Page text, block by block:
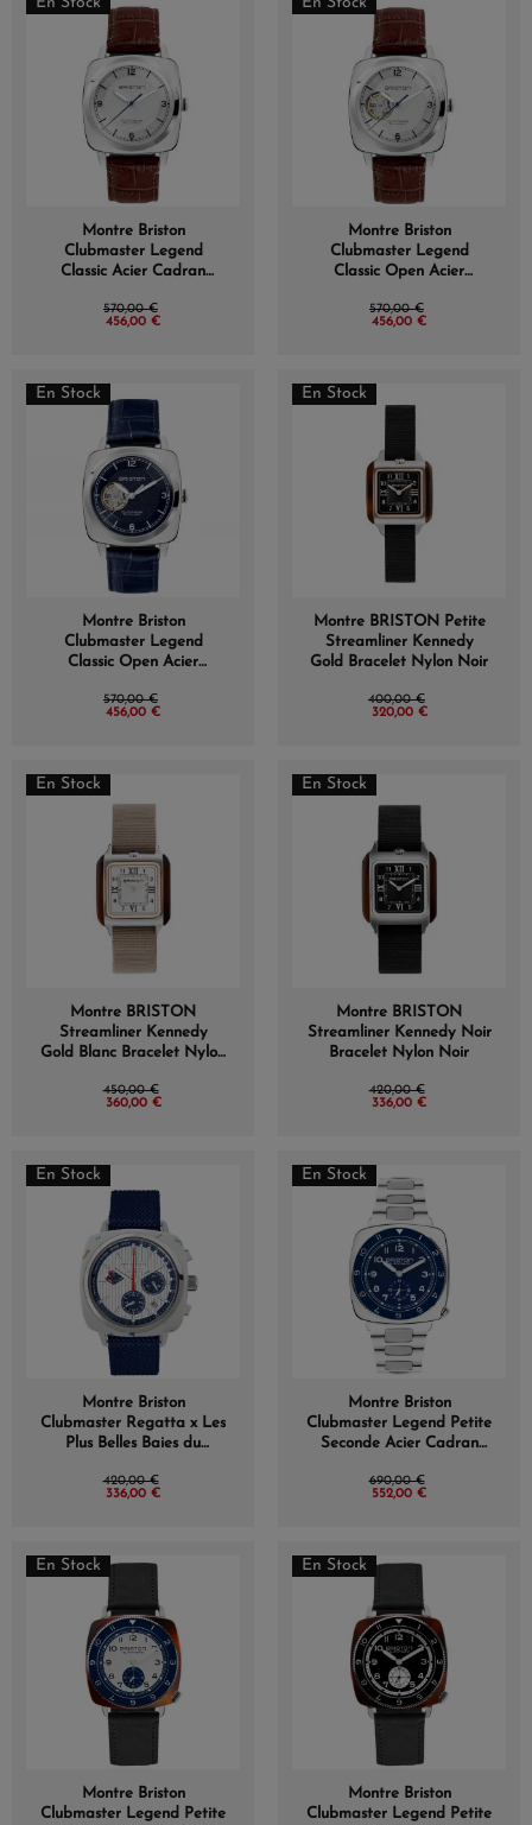
Montre Briston
Clubmaster Legend
Classic Acier Cadran
570,00 €
456,00 €
Montre Briston
Clubmaster Legend
Classic Open Acier
570,00 €
456,00 €
En Stock
Montre Briston
Clubmaster Legend
Classic Open Acier
570,00 €
456,00 €
En Stock
Montre BRISTON Petite
Streamliner Kennedy
Gold Bracelet Nylon Noir
400,00 €
320,00 €
En Stock
Montre BRISTON
Streamliner Kennedy
Gold Blanc Bracelet Nylon
450,00 €
360,00 €
En Stock
Montre BRISTON
Streamliner Kennedy Noir
Bracelet Nylon Noir
420,00 €
336,00 €
En Stock
Montre Briston
Clubmaster Regatta x Les
Plus Belles Baies du
420,00 €
336,00 €
En Stock
Montre Briston
Clubmaster Legend Petite
Seconde Acier Cadran
690,00 €
552,00 €
En Stock
Montre Briston
Clubmaster Legend Petite
En Stock
Montre Briston
Clubmaster Legend Petite